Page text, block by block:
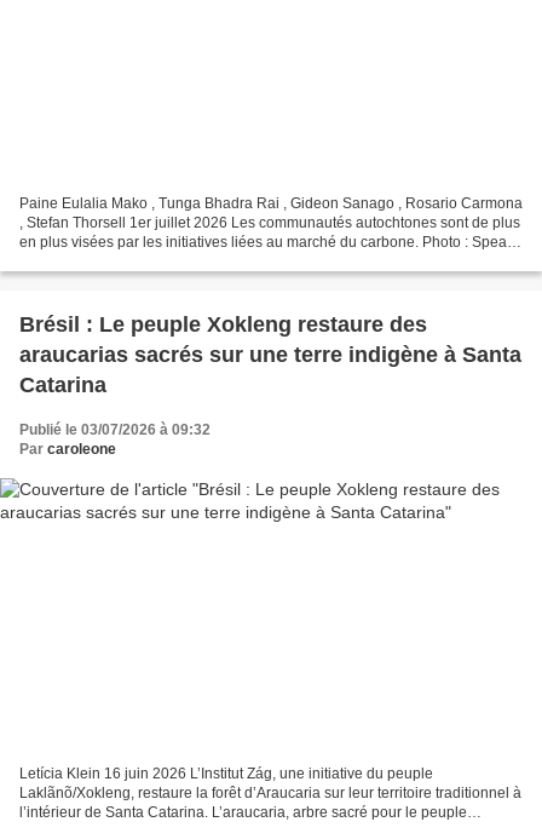
Paine Eulalia Mako , Tunga Bhadra Rai , Gideon Sanago , Rosario Carmona
, Stefan Thorsell 1er juillet 2026 Les communautés autochtones sont de plus
en plus visées par les initiatives liées au marché du carbone. Photo : Speak
Brésil : Le peuple Xokleng restaure des
araucarias sacrés sur une terre indigène à Santa
Catarina
Publié le 03/07/2026 à 09:32
Par caroleone
Letícia Klein 16 juin 2026 L’Institut Zág, une initiative du peuple
Laklãnõ/Xokleng, restaure la forêt d’Araucaria sur leur territoire traditionnel à
l’intérieur de Santa Catarina. L’araucaria, arbre sacré pour le peuple